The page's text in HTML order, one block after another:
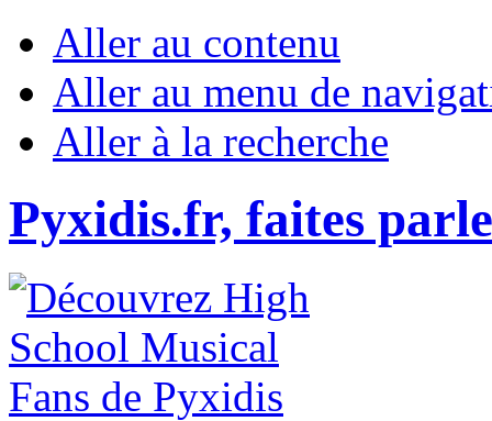
Aller au contenu
Aller au menu de
Aller à la recherche
Pyxidis.fr, faites